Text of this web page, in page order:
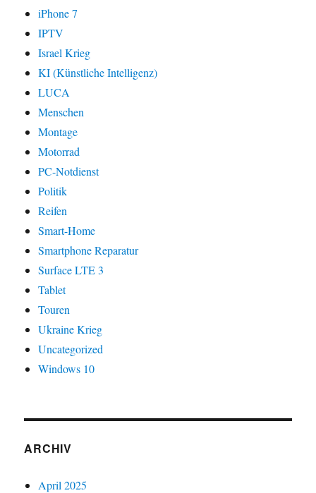
iPhone 7
IPTV
Israel Krieg
KI (Künstliche Intelligenz)
LUCA
Menschen
Montage
Motorrad
PC-Notdienst
Politik
Reifen
Smart-Home
Smartphone Reparatur
Surface LTE 3
Tablet
Touren
Ukraine Krieg
Uncategorized
Windows 10
ARCHIV
April 2025